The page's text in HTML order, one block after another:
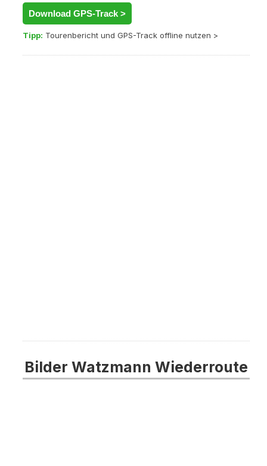
Download GPS-Track >
Tipp: Tourenbericht und GPS-Track offline nutzen >
Bilder Watzmann Wiederroute